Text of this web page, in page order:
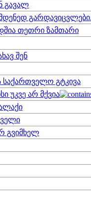
გავალ
თეთრი ზამთარი
შენ
გტკივა
უკვე არ მქვია
გვიმხელ